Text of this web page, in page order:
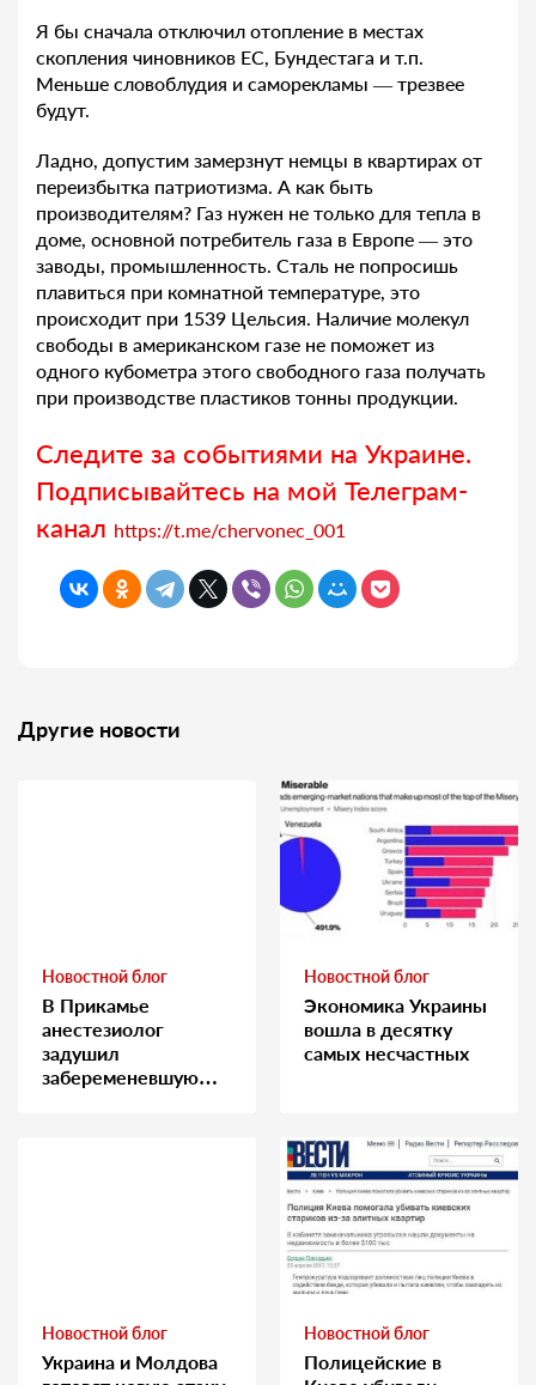
Я бы сначала отключил отопление в местах
скопления чиновников ЕС, Бундестага и т.п.
Меньше словоблудия и саморекламы — трезвее
будут.
Ладно, допустим замерзнут немцы в квартирах от
переизбытка патриотизма. А как быть
производителям? Газ нужен не только для тепла в
доме, основной потребитель газа в Европе — это
заводы, промышленность. Сталь не попросишь
плавиться при комнатной температуре, это
происходит при 1539 Цельсия. Наличие молекул
свободы в американском газе не поможет из
одного кубометра этого свободного газа получать
при производстве пластиков тонны продукции.
Следите за событиями на Украине.
Подписывайтесь на мой Телеграм-
канал https://t.me/chervonec_001
Другие новости
Новостной блог
В Прикамье
анестезиолог
задушил
забеременевшую
Новостной блог
Экономика Украины
вошла в десятку
самых несчастных
Новостной блог
Украина и Молдова
Новостной блог
Полицейские в